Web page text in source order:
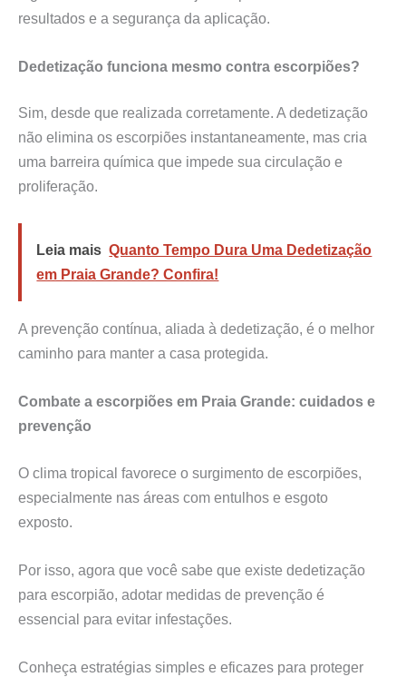
resultados e a segurança da aplicação.
Dedetização funciona mesmo contra escorpiões?
Sim, desde que realizada corretamente. A dedetização
não elimina os escorpiões instantaneamente, mas cria
uma barreira química que impede sua circulação e
proliferação.
Leia mais Quanto Tempo Dura Uma Dedetização
em Praia Grande? Confira!
A prevenção contínua, aliada à dedetização, é o melhor
caminho para manter a casa protegida.
Combate a escorpiões em Praia Grande: cuidados e
prevenção
O clima tropical favorece o surgimento de escorpiões,
especialmente nas áreas com entulhos e esgoto
exposto.
Por isso, agora que você sabe que existe dedetização
para escorpião, adotar medidas de prevenção é
essencial para evitar infestações.
Conheça estratégias simples e eficazes para proteger